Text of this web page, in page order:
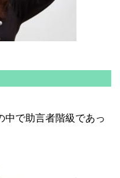
中で助言者階級であっ